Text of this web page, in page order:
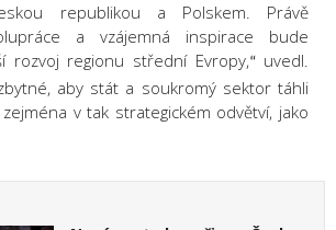
republikou a Polskem. Právě
a vzájemná inspirace bude
rozvoj regionu střední Evropy,“ uvedl.
aby stát a soukromý sektor táhli
v tak strategickém odvětví, jako